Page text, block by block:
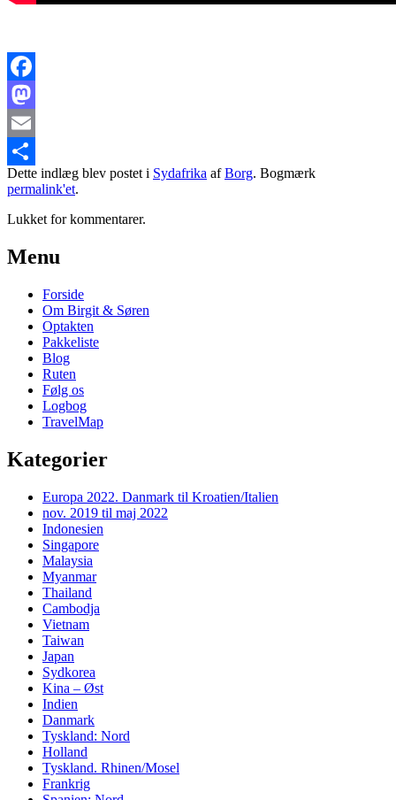
Facebook
Mastodon
Email
Share
Dette indlæg blev postet i Sydafrika afBorg. Bogmærk
permalink'et.
Lukket for kommentarer.
Primary
Widget
Area
Menu
Forside
Om Birgit & Søren
Optakten
Pakkeliste
Blog
Ruten
Følg os
Logbog
TravelMap
Kategorier
Europa 2022. Danmark til Kroatien/Italien
nov. 2019 til maj 2022
Indonesien
Singapore
Malaysia
Myanmar
Thailand
Cambodja
Vietnam
Taiwan
Japan
Sydkorea
Kina – Øst
Indien
Danmark
Tyskland: Nord
Holland
Tyskland. Rhinen/Mosel
Frankrig